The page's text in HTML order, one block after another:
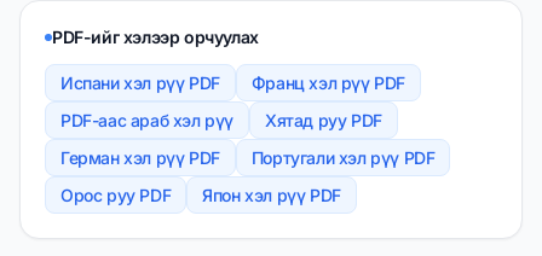
PDF-ийг хэлээр орчуулах
Испани хэл рүү PDF
Франц хэл рүү PDF
PDF-аас араб хэл рүү
Хятад руу PDF
Герман хэл рүү PDF
Португали хэл рүү PDF
Орос руу PDF
Япон хэл рүү PDF